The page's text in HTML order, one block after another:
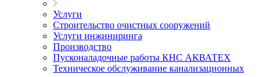
Услуги
Строительство очистных сооружений
Услуги инжиниринга
Производство
Пусконаладочные работы КНС АКВАТЕХ
Техническое обслуживание канализационных